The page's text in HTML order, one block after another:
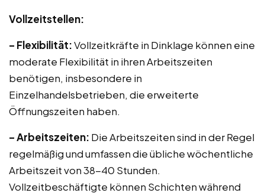
Vollzeitstellen:
– Flexibilität:Vollzeitkräfte in Dinklage können eine
moderate Flexibilität in ihren Arbeitszeiten
benötigen, insbesondere in
Einzelhandelsbetrieben, die erweiterte
Öffnungszeiten haben.
– Arbeitszeiten: Die Arbeitszeiten sind in der Regel
regelmäßig und umfassen die übliche wöchentliche
Arbeitszeit von 38-40 Stunden.
Vollzeitbeschäftigte können Schichten während